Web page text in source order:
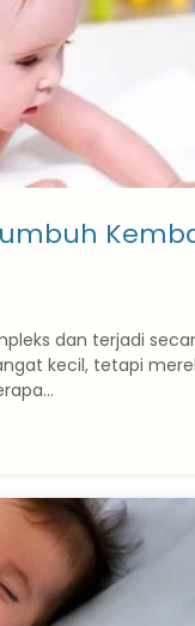
dan terjadi
kecil, tetapi